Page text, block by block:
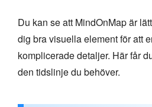
Du kan se att MindOnMap är
dig bra visuella element för att
komplicerade detaljer. Här får
den tidslinje du behöver.